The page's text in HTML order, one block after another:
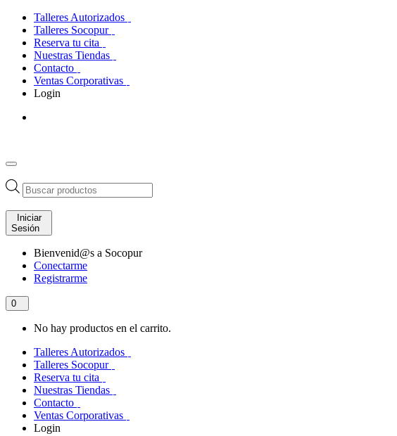
Talleres Autorizados
Talleres Socopur
Reserva tu cita
Nuestras Tiendas
Contacto
Ventas Corporativas
Login
Búsqueda
de
productos
Iniciar
Sesión
Bienvenid@s a Socopur
Conectarme
Registrarme
0
No hay productos en el carrito.
Talleres Autorizados
Talleres Socopur
Reserva tu cita
Nuestras Tiendas
Contacto
Ventas Corporativas
Login